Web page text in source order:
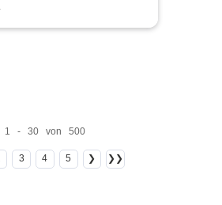
1 - 30 von 500
3 4 5 ❯ ❯❯